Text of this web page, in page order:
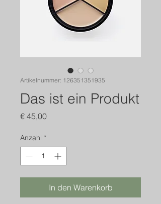
Artikelnummer: 126351351935
Das ist ein Produkt
€ 45,00Preis
Anzahl *
In den Warenkorb